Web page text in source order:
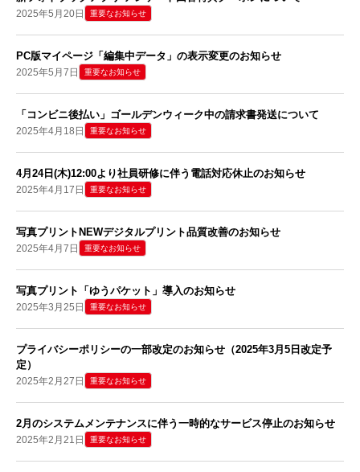
2025年5月20日 重要なお知らせ
PC版マイページ「編集中データ」の表示変更のお知らせ
2025年5月7日 重要なお知らせ
「コンビニ後払い」ゴールデンウィーク中の請求書発送について
2025年4月18日 重要なお知らせ
4月24日(木)12:00より社員研修に伴う電話対応休止のお知らせ
2025年4月17日 重要なお知らせ
写真プリントNEWデジタルプリント品質改善のお知らせ
2025年4月7日 重要なお知らせ
写真プリント「ゆうパケット」導入のお知らせ
2025年3月25日 重要なお知らせ
プライバシーポリシーの一部改定のお知らせ（2025年3月5日改定予
定）
2025年2月27日 重要なお知らせ
2月のシステムメンテナンスに伴う一時的なサービス停止のお知らせ
2025年2月21日 重要なお知らせ